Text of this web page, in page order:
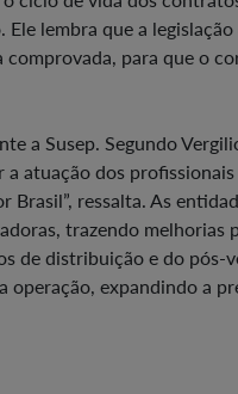
lembra que a
para que o
a Susep. Segundo
atuação dos
ressalta. As
trazendo melhorias
de distribuição e do pós-
expandindo a